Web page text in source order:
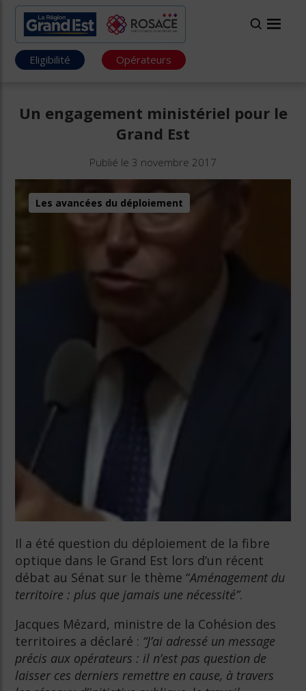
Eligibilité Opérateurs
Un engagement ministériel pour le
Grand Est
Publié le 3 novembre 2017
Les avancées du déploiement
Il a été question du déploiement de la fibre
optique dans le Grand Est lors d’un récent
débat au Sénat sur le thème “Aménagement du
territoire : plus que jamais une nécessité”.
Jacques Mézard, ministre de la Cohésion des
territoires a déclaré : “J’ai adressé un message
précis aux opérateurs : il n’est pas question de
laisser ces derniers remettre en cause, à travers